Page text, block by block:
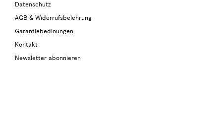
Datenschutz
AGB & Widerrufsbelehrung
Garantiebedinungen
Kontakt
Newsletter abonnieren